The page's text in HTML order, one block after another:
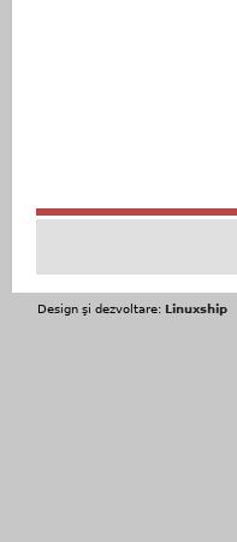
Design şi dezvoltare: Linuxship